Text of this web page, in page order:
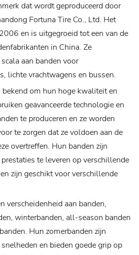
dat wordt geproduceerd door
Fortuna Tire Co., Ltd. Het
en is uitgegroeid tot een van de
in China. Ze
aan banden voor
lichte vrachtwagens en bussen.
​​bekend om hun hoge kwaliteit en
geavanceerde technologie en
te produceren en ze worden
te zorgen dat ze voldoen aan de
overtreffen. Hun banden zijn
te leveren op verschillende
zijn geschikt voor verschillende
verscheidenheid aan banden,
winterbanden, all-season banden
Hun zomerbanden zijn
en bieden goede grip op